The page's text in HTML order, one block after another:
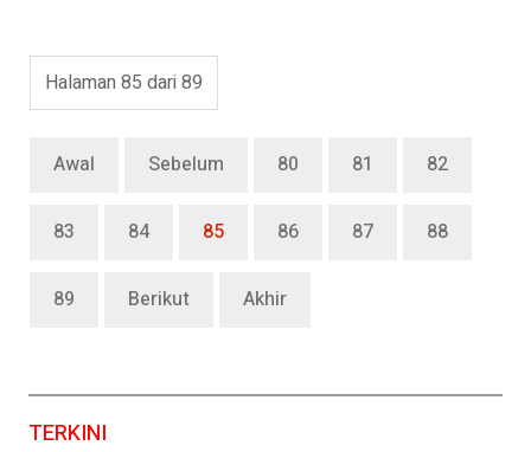
Halaman 85 dari 89
Awal Sebelum 80 81 82
83 84 85 86 87 88
89 Berikut Akhir
TERKINI